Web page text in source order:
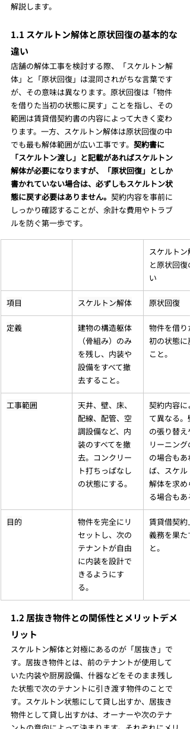
解説します。
1.1 スケルトン解体と原状回復の基本的な
違い
店舗の解体工事を検討する際、「スケルトン解
体」と「原状回復」は混同されがちな言葉です
が、その意味は異なります。原状回復は「物件
を借りた当初の状態に戻す」ことを指し、その
範囲は賃貸借契約書の内容によって大きく変わ
ります。一方、スケルトン解体は原状回復の中
でも最も解体範囲が広い工事です。 契約書に
「スケルトン渡し」と記載があればスケルトン
解体が必要になりますが、「原状回復」としか
書かれていない場合は、必ずしもスケルトン状
態に戻す必要はありません。 契約内容を事前に
しっかり確認することが、余計な費用やトラブ
ルを防ぐ第一歩です。
スケルトン
と原状回復
い
項目 スケルトン解体 原状回復
定義
建物の構造躯体
（骨組み）のみ
を残し、内装や
設備をすべて撤
去すること。
物件を借り
初の状態に
こと。
工事範囲
天井、壁、床、
配線、配管、空
調設備など、内
装のすべてを撤
去。コンクリー
ト打ちっぱなし
の状態にする。
契約内容に
て異なる。
の張り替え
リーニング
の場合もあれ
ば、スケル
解体を求め
る場合もあ
目的
物件を完全にリ
セットし、次の
テナントが自由
に内装を設計で
きるようにす
る。
賃貸借契約
義務を果た
と。
1.2 居抜き物件との関係性とメリットデメ
リット
スケルトン解体と対極にあるのが「居抜き」で
す。居抜き物件とは、前のテナントが使用して
いた内装や厨房設備、什器などをそのまま残し
た状態で次のテナントに引き渡す物件のことで
す。スケルトン状態にして貸し出すか、居抜き
物件として貸し出すかは、オーナーや次のテナ